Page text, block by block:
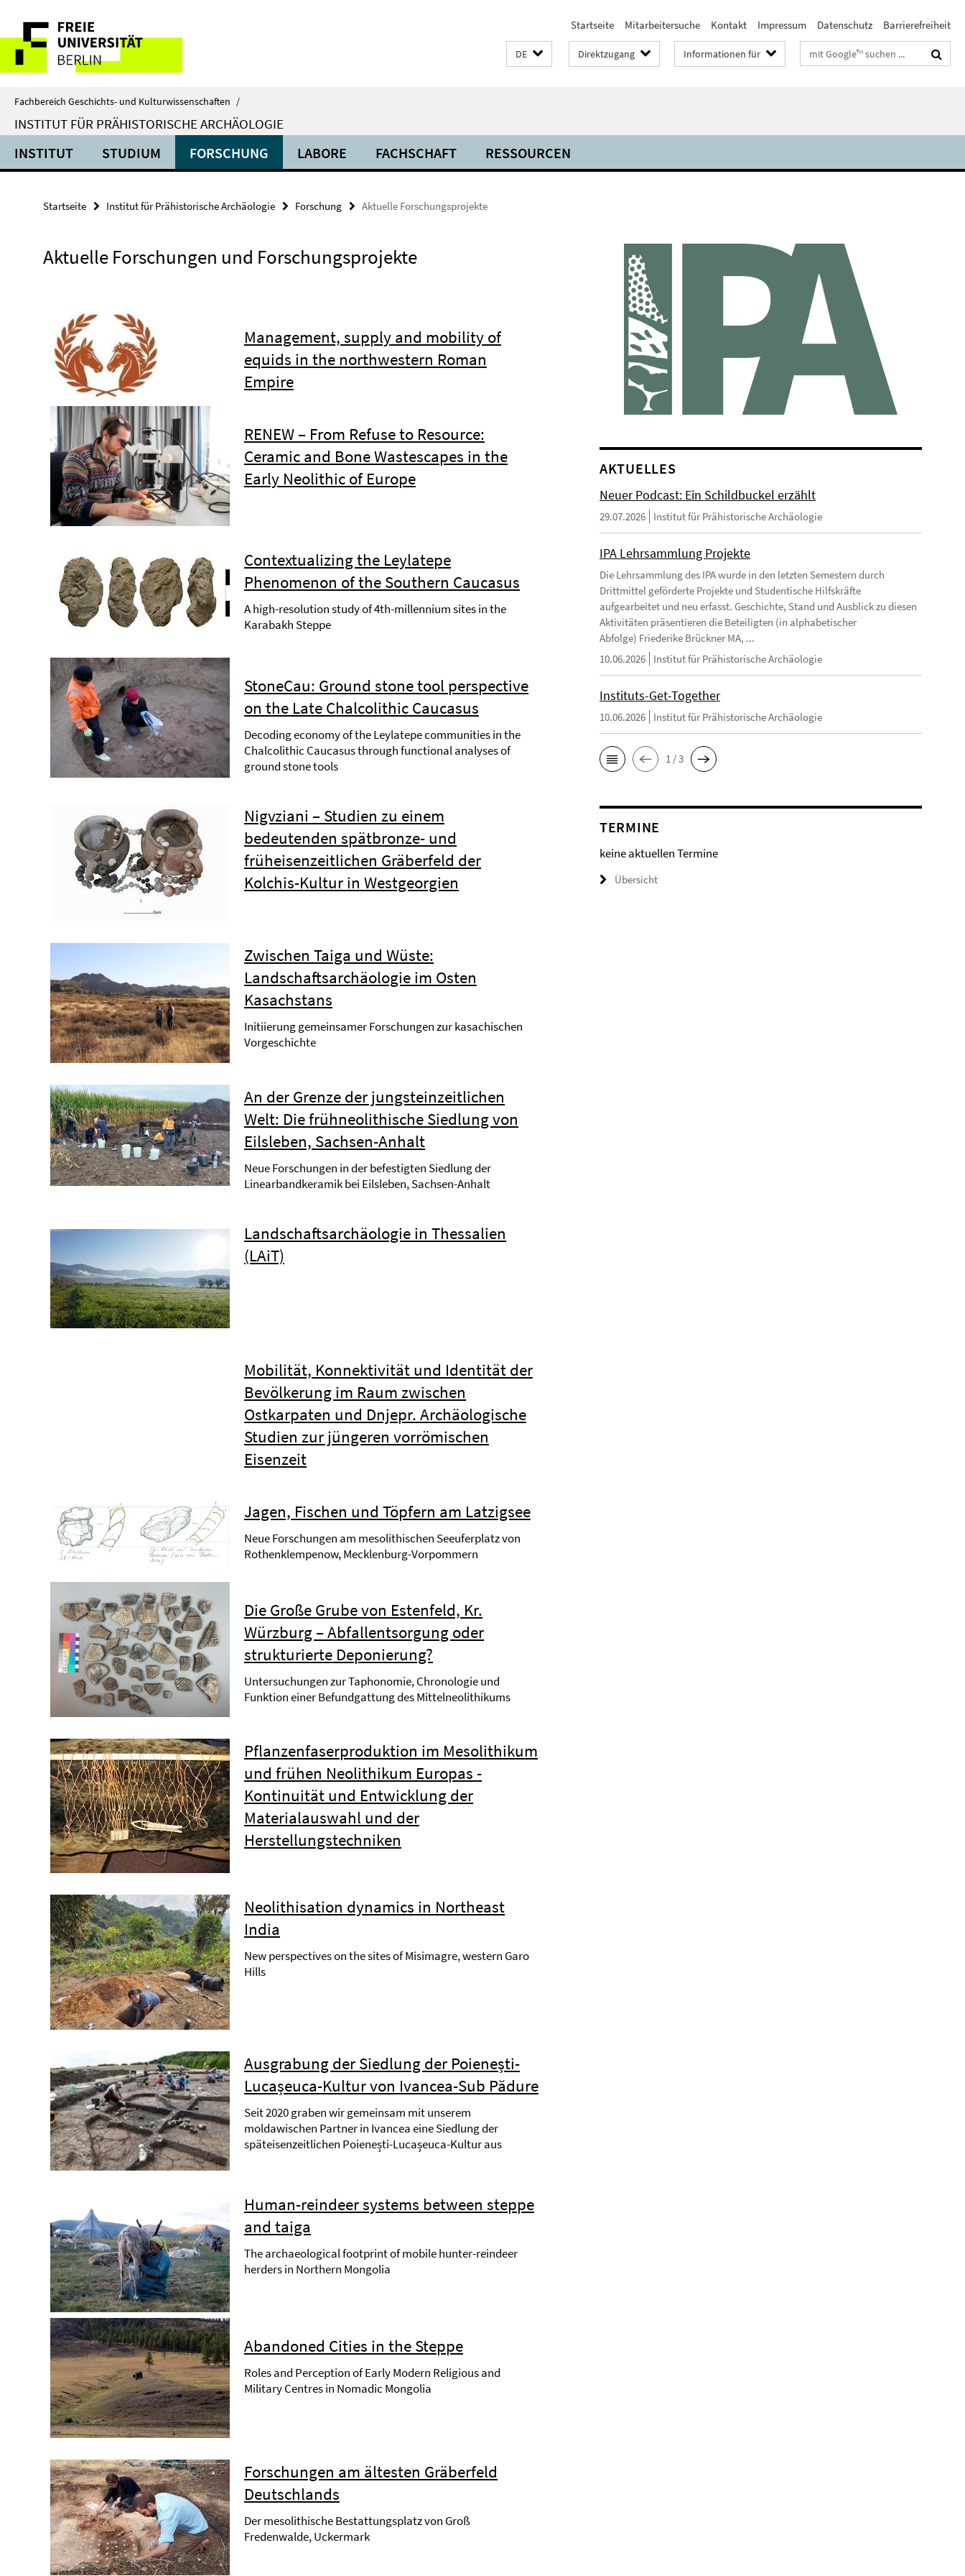
direkt
Inhalt
Service-
Navigation
Startseite Mitarbeitersuche Kontakt Impressum Datenschutz Barrierefreiheit
DE Direktzugang Informationen für Suchbegriffe
Fachbereich Geschichts- und Kulturwissenschaften /
INSTITUT FÜR PRÄHISTORISCHE ARCHÄOLOGIE
INSTITUT STUDIUM FORSCHUNG LABORE FACHSCHAFT RESSOURCEN
Startseite Institut für Prähistorische Archäologie Forschung Aktuelle Forschungsprojekte
Aktuelle Forschungen und Forschungsprojekte
Management, supply and mobility of
equids in the northwestern Roman
Empire
RENEW – From Refuse to Resource:
Ceramic and Bone Wastescapes in the
Early Neolithic of Europe
Contextualizing the Leylatepe
Phenomenon of the Southern Caucasus
A high-resolution study of 4th-millennium sites in the
Karabakh Steppe
StoneCau: Ground stone tool perspective
on the Late Chalcolithic Caucasus
Decoding economy of the Leylatepe communities in the
Chalcolithic Caucasus through functional analyses of
ground stone tools
Nigvziani – Studien zu einem
bedeutenden spätbronze- und
früheisenzeitlichen Gräberfeld der
Kolchis-Kultur in Westgeorgien
Zwischen Taiga und Wüste:
Landschaftsarchäologie im Osten
Kasachstans
Initiierung gemeinsamer Forschungen zur kasachischen
Vorgeschichte
An der Grenze der jungsteinzeitlichen
Welt: Die frühneolithische Siedlung von
Eilsleben, Sachsen-Anhalt
Neue Forschungen in der befestigten Siedlung der
Linearbandkeramik bei Eilsleben, Sachsen-Anhalt
Landschaftsarchäologie in Thessalien
(LAiT)
Mobilität, Konnektivität und Identität der
Bevölkerung im Raum zwischen
Ostkarpaten und Dnjepr. Archäologische
Studien zur jüngeren vorrömischen
Eisenzeit
Jagen, Fischen und Töpfern am Latzigsee
Neue Forschungen am mesolithischen Seeuferplatz von
Rothenklempenow, Mecklenburg-Vorpommern
Die Große Grube von Estenfeld, Kr.
Würzburg – Abfallentsorgung oder
strukturierte Deponierung?
Untersuchungen zur Taphonomie, Chronologie und
Funktion einer Befundgattung des Mittelneolithikums
Pflanzenfaserproduktion im Mesolithikum
und frühen Neolithikum Europas -
Kontinuität und Entwicklung der
Materialauswahl und der
Herstellungstechniken
Neolithisation dynamics in Northeast
India
New perspectives on the sites of Misimagre, western Garo
Hills
Ausgrabung der Siedlung der Poienești-
Lucașeuca-Kultur von Ivancea-Sub Pădure
Seit 2020 graben wir gemeinsam mit unserem
moldawischen Partner in Ivancea eine Siedlung der
späteisenzeitlichen Poienești-Lucașeuca-Kultur aus
Human-reindeer systems between steppe
and taiga
The archaeological footprint of mobile hunter-reindeer
herders in Northern Mongolia
Abandoned Cities in the Steppe
Roles and Perception of Early Modern Religious and
Military Centres in Nomadic Mongolia
Forschungen am ältesten Gräberfeld
Deutschlands
Der mesolithische Bestattungsplatz von Groß
Fredenwalde, Uckermark
AKTUELLES
Neuer Podcast: Ein Schildbuckel erzählt
29.07.2026 Institut für Prähistorische Archäologie
IPA Lehrsammlung Projekte
Die Lehrsammlung des IPA wurde in den letzten Semestern durch
Drittmittel geförderte Projekte und Studentische Hilfskräfte
aufgearbeitet und neu erfasst. Geschichte, Stand und Ausblick zu diesen
Aktivitäten präsentieren die Beteiligten (in alphabetischer
Abfolge) Friederike Brückner MA, ...
10.06.2026
Institut für Prähistorische Archäologie
Instituts-Get-Together
10.06.2026 Institut für Prähistorische Archäologie
1 / 3
TERMINE
keine aktuellen Termine
Übersicht